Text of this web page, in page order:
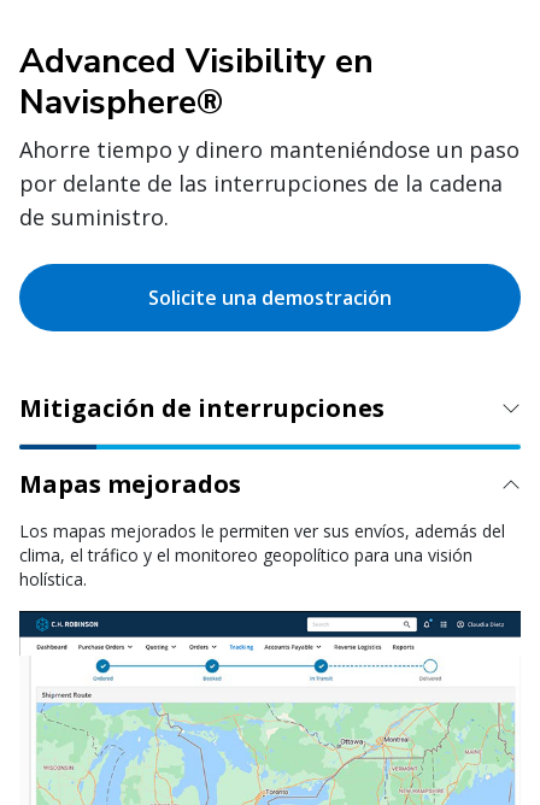
Advanced Visibility en
Navisphere®
Ahorre tiempo y dinero manteniéndose un paso
por delante de las interrupciones de la cadena
de suministro.
Solicite una demostración
Mitigación de interrupciones
Mapas mejorados
Los mapas mejorados le permiten ver sus envíos, además del
clima, el tráfico y el monitoreo geopolítico para una visión
holística.